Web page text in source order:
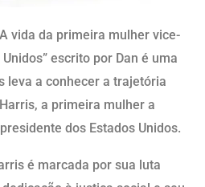
vida da primeira mulher vice-
escrito por Dan é uma
leva a conhecer a trajetória
a primeira mulher a
dos Estados Unidos.
é marcada por sua luta